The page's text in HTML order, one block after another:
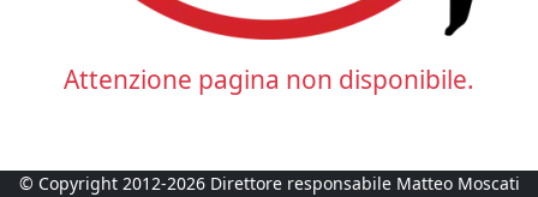
Attenzione pagina non disponibile.
© Copyright 2012-2026 Direttore responsabile Matteo Moscati